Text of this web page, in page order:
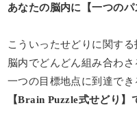
あなたの脳内に【一つのパ
こういったせどりに関する
脳内でどんどん組み合わさ
一つの目標地点に到達でき
【Brain Puzzle式せどり】